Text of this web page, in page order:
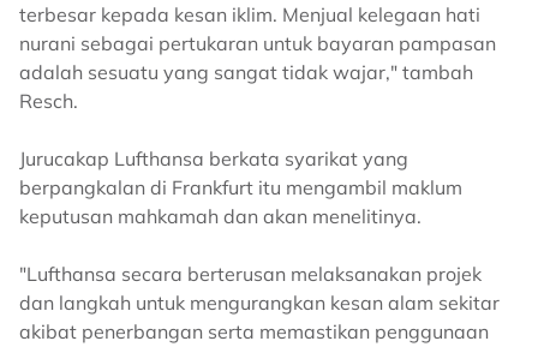
terbesar kepada kesan iklim. Menjual kelegaan hati
nurani sebagai pertukaran untuk bayaran pampasan
adalah sesuatu yang sangat tidak wajar," tambah
Resch.
Jurucakap Lufthansa berkata syarikat yang
berpangkalan di Frankfurt itu mengambil maklum
keputusan mahkamah dan akan menelitinya.
"Lufthansa secara berterusan melaksanakan projek
dan langkah untuk mengurangkan kesan alam sekitar
akibat penerbangan serta memastikan penggunaan